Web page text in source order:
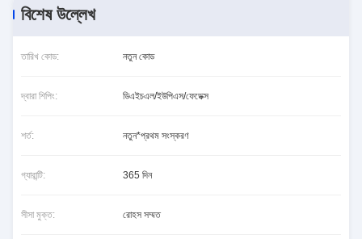
বিশেষ উল্লেখ
তারিখ কোড: নতুন কোড
দ্বারা শিপিং: ডিএইচএল/ইউপিএস/ফেডেক্স
শর্ত: নতুন*প্রথম সংস্করণ
গ্যারান্টি: 365 দিন
সীসা মুক্ত: রোহস সম্মত